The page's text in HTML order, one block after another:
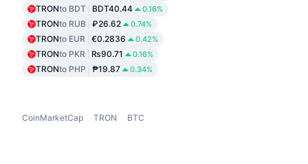
TRONto BDT BDT40.44 0.16%
TRONto RUB ₽26.62 0.74%
TRONto EUR €0.2836 0.42%
TRONto PKR ₨90.71 0.16%
TRONto PHP ₱19.87 0.34%
CoinMarketCap TRON BTC